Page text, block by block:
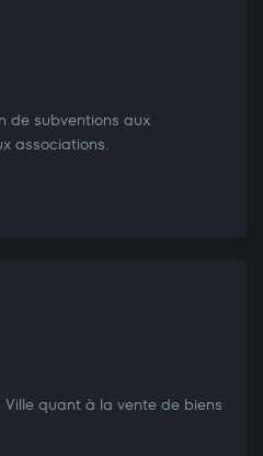
de subventions aux
associations.
quant à la vente de biens